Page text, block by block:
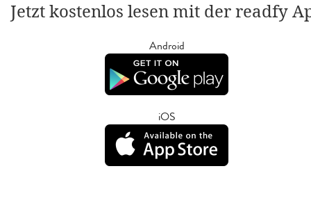
Jetzt kostenlos lesen mit der readfy
Android
iOS